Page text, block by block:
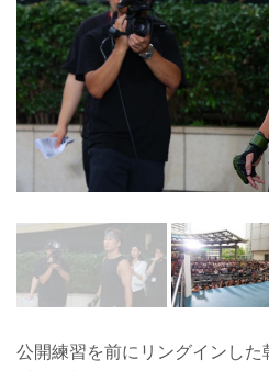
公開練習を前にリングインした